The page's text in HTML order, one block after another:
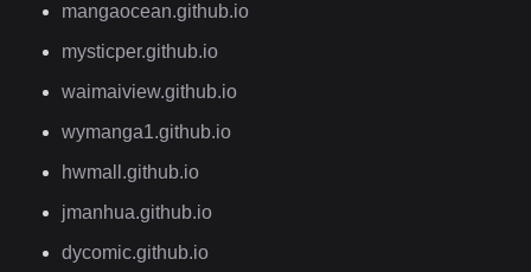
mangaocean.github.io
mysticper.github.io
waimaiview.github.io
wymanga1.github.io
hwmall.github.io
jmanhua.github.io
dycomic.github.io